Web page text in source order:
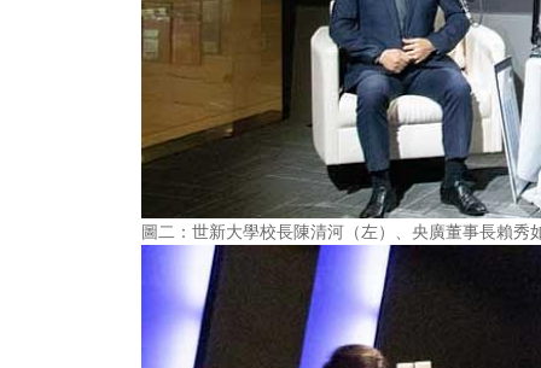
圖二：世新大學校長陳清河（左）、央廣董事長賴